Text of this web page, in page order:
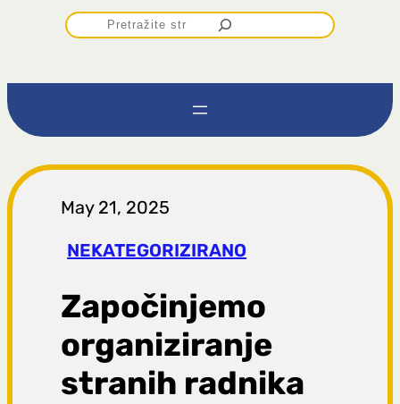
P
r
t
r
a
g
a
May 21, 2025
NEKATEGORIZIRANO
Započinjemo
organiziranje
stranih radnika